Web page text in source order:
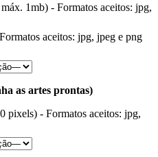
1mb) - Formatos aceitos: jpg,
aceitos: jpg, jpeg e png
as artes prontas)
pixels) - Formatos aceitos: jpg,